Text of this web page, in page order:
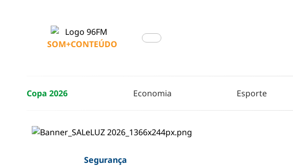
SOM+CONTEÚDO
Copa 2026 Economia Esporte
Segurança